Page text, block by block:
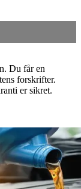
Du får en
forskrifter.
er sikret.